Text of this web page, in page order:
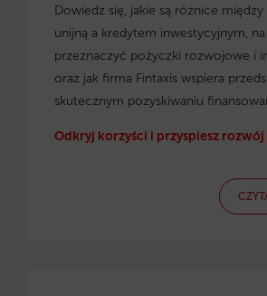
Dowiedz się, jakie są różnice
unijną a kredytem inwestycyjnym,
przeznaczyć pożyczki rozwojowe i
oraz jak firma Fintaxis wspiera
skutecznym pozyskiwaniu
Odkryj korzyści i przyspiesz